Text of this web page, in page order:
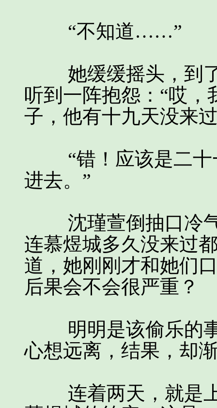
“不知道……”
她缓缓摇头，到了
听到一阵抱怨：“哎
子，他有十九天没来
“错！应该是二十
进去。”
沈瑾萱倒抽口冷气
连慕煜城多久没来过
道，她刚刚才和她们
后果会不会很严重？
明明是该偷乐的事
心想远离，结果，却
连着两天，就是上